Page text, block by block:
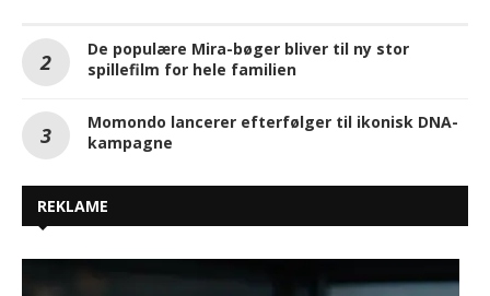
De populære Mira-bøger bliver til ny stor
spillefilm for hele familien
Momondo lancerer efterfølger til ikonisk DNA-
kampagne
REKLAME